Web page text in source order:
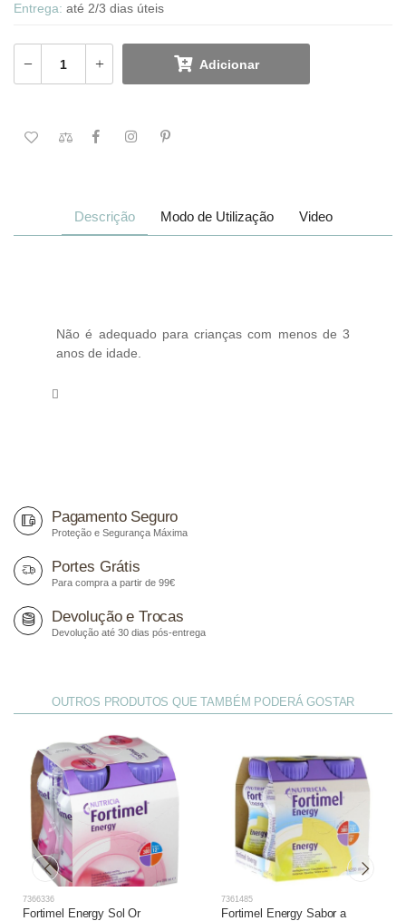
Descrição Modo de Utilização Video
Não é adequado para crianças com menos de 3
anos de idade.
Entrega: até 2/3 dias úteis
Adicionar
Pagamento Seguro
Proteção e Segurança Máxima
Portes Grátis
Para compra a partir de 99€
Devolução e Trocas
Devolução até 30 dias pós-entrega
OUTROS PRODUTOS QUE TAMBÉM PODERÁ GOSTAR
7366336
Fortimel Energy Sol Or
7361485
Fortimel Energy Sabor a